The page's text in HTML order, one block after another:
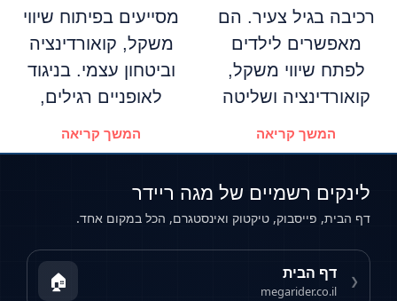
רכיבה בגיל צעיר. הם
מאפשרים לילדים
לפתח שיווי משקל,
קואורדינציה ושליטה
המשך קריאה
מסייעים בפיתוח שיווי
משקל, קואורדינציה
וביטחון עצמי. בניגוד
לאופניים רגילים,
המשך קריאה
לינקים רשמיים של מגה ריידר
דף הבית, פייסבוק, טיקטוק ואינסטגרם, הכל במקום אחד.
❮ דף הבית
megarider.co.il
🏠